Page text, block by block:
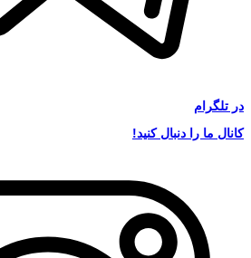
در تلگرام
کانال ما را دنبال کنید!